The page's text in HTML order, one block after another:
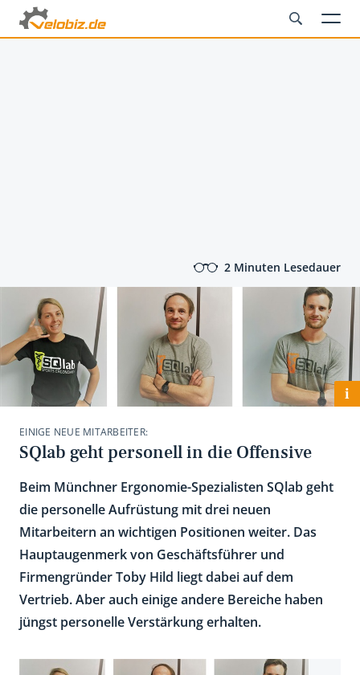
2 Minuten Lesedauer
i
EINIGE NEUE MITARBEITER:
SQlab geht personell in die Offensive
Beim Münchner Ergonomie-Spezialisten SQlab geht
die personelle Aufrüstung mit drei neuen
Mitarbeitern an wichtigen Positionen weiter. Das
Hauptaugenmerk von Geschäftsführer und
Firmengründer Toby Hild liegt dabei auf dem
Vertrieb. Aber auch einige andere Bereiche haben
jüngst personelle Verstärkung erhalten.